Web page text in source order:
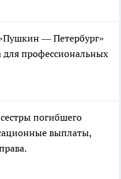
— Петербург»
для профессиональных
погибшего
выплаты,